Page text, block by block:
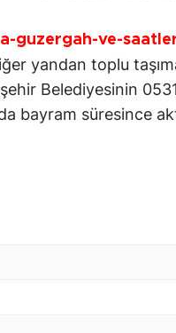
guzergah-ve-
yandan toplu
Belediyesinin
da bayram süresince